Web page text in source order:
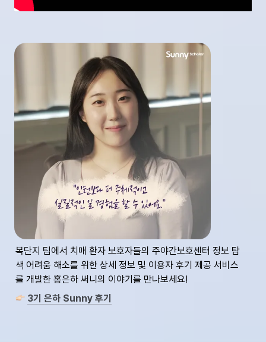
복단지 팀에서 치매 환자 보호자들의 주야간보호센터 정보 탐
색 어려움 해소를 위한 상세 정보 및 이용자 후기 제공 서비스
를 개발한 홍은하 써니의 이야기를 만나보세요!
3기 은하 Sunny 후기